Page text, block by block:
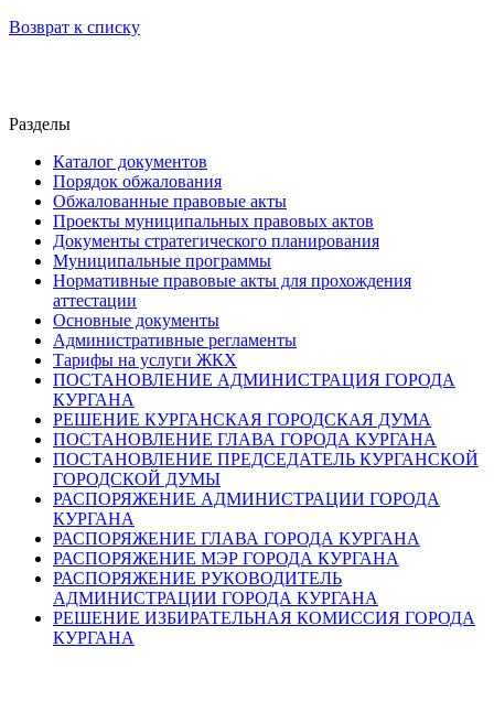
Возврат к списку
Разделы
Каталог документов
Порядок обжалования
Обжалованные правовые акты
Проекты муниципальных правовых актов
Документы стратегического планирования
Муниципальные программы
Нормативные правовые акты для прохождения
аттестации
Основные документы
Административные регламенты
Тарифы на услуги ЖКХ
ПОСТАНОВЛЕНИЕ АДМИНИСТРАЦИЯ ГОРОДА
КУРГАНА
РЕШЕНИЕ КУРГАНСКАЯ ГОРОДСКАЯ ДУМА
ПОСТАНОВЛЕНИЕ ГЛАВА ГОРОДА КУРГАНА
ПОСТАНОВЛЕНИЕ ПРЕДСЕДАТЕЛЬ КУРГАНСКОЙ
ГОРОДСКОЙ ДУМЫ
РАСПОРЯЖЕНИЕ АДМИНИСТРАЦИИ ГОРОДА
КУРГАНА
РАСПОРЯЖЕНИЕ ГЛАВА ГОРОДА КУРГАНА
РАСПОРЯЖЕНИЕ МЭР ГОРОДА КУРГАНА
РАСПОРЯЖЕНИЕ РУКОВОДИТЕЛЬ
АДМИНИСТРАЦИИ ГОРОДА КУРГАНА
РЕШЕНИЕ ИЗБИРАТЕЛЬНАЯ КОМИССИЯ ГОРОДА
КУРГАНА